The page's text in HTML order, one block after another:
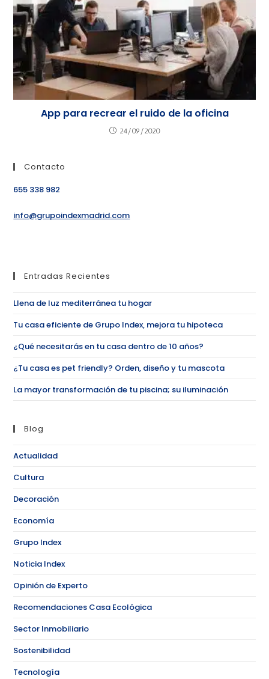
App para recrear el ruido de la oficina
24/09/2020
Contacto
655 338 982
info@grupoindexmadrid.com
Entradas Recientes
Llena de luz mediterránea tu hogar
Tu casa eficiente de Grupo Index, mejora tu hipoteca
¿Qué necesitarás en tu casa dentro de 10 años?
¿Tu casa es pet friendly? Orden, diseño y tu mascota
La mayor transformación de tu piscina; su iluminación
Blog
Actualidad
Cultura
Decoración
Economía
Grupo Index
Noticia Index
Opinión de Experto
Recomendaciones Casa Ecológica
Sector Inmobiliario
Sostenibilidad
Tecnología